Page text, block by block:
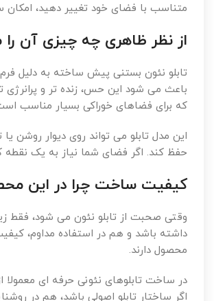
متناسب با فضای خود تغییر دهید،
از نظر ظاهری چه چیزی آن
تابلو نئون بستنی پیش ساخته به دلیل
باعث می شود این حس، زنده تر و پرانرژی
که برای فضاهای خوراکی بسیار مناسب
این مدل تابلو می تواند روی دیوار روشن
حفظ کند. اگر فضای شما نیاز به یک نقطه
کیفیت ساخت چرا در این
وقتی صحبت از تابلو نئون می شود، فقط
داشته باشد و هم در استفاده مداوم،
محصول دارند.
در ساخت تابلوهای نئونی حرفه ای
اگر ساختار تابلو اصولی باشد، هم در